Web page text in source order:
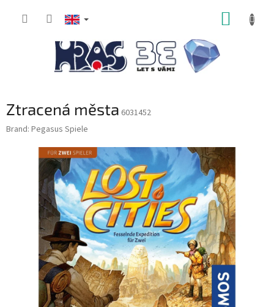
Ztracená města 6031452
Brand: Pegasus Spiele